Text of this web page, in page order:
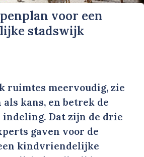
voor een
stadswijk
ruimtes meervoudig, zie
kans, en betrek de
Dat zijn de drie
gaven voor de
kindvriendelijke